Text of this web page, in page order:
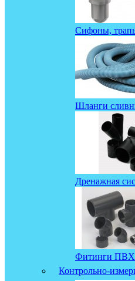
Сифоны,
Шланги
Дренажная
Фитинги ПВХ
Контрольно-